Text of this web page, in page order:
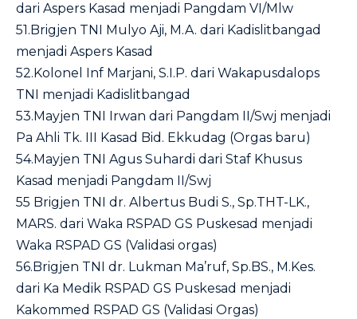
dari Aspers Kasad menjadi Pangdam VI/Mlw
51.Brigjen TNI Mulyo Aji, M.A. dari Kadislitbangad
menjadi Aspers Kasad
52.Kolonel Inf Marjani, S.I.P. dari Wakapusdalops
TNI menjadi Kadislitbangad
53.Mayjen TNI Irwan dari Pangdam II/Swj menjadi
Pa Ahli Tk. III Kasad Bid. Ekkudag (Orgas baru)
54.Mayjen TNI Agus Suhardi dari Staf Khusus
Kasad menjadi Pangdam II/Swj
55 Brigjen TNI dr. Albertus Budi S., Sp.THT-LK.,
MARS. dari Waka RSPAD GS Puskesad menjadi
Waka RSPAD GS (Validasi orgas)
56.Brigjen TNI dr. Lukman Ma’ruf, Sp.BS., M.Kes.
dari Ka Medik RSPAD GS Puskesad menjadi
Kakommed RSPAD GS (Validasi Orgas)